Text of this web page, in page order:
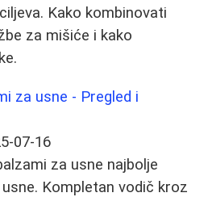
Kako kombinovati
za mišiće i kako
za usne - Pregled i
07-16
za usne najbolje
Kompletan vodič kroz